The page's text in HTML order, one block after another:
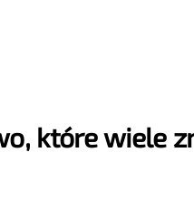
które wiele